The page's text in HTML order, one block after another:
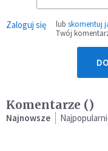
Zaloguj się lub skomentuj
Twój
Komentarze ()
Najnowsze